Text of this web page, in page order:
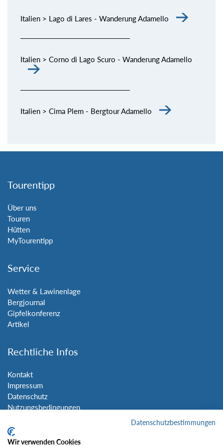
Italien > Lago di Lares - Wanderung Adamello
Italien > Corno di Lago Scuro - Wanderung Adamello
Italien > Cima Plem - Bergtour Adamello
Tourentipp
Über uns
Touren
Hütten
MyTourentipp
Service
Wetter & Lawinenlage
Bergjournal
Gipfelkonferenz
Artikel
Rechtliche Infos
Kontakt
Impressum
Datenschutz
Nutzungsbedingungen
Datenschutzbestimmungen
Wir verwenden Cookies